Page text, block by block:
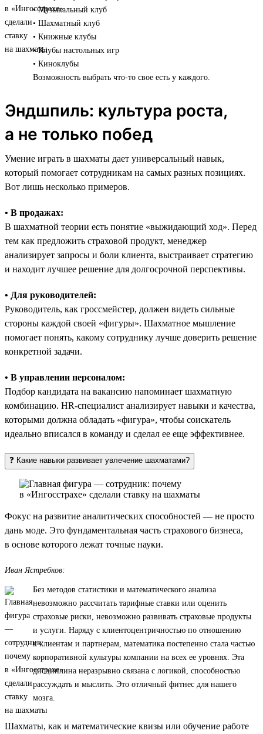
• Музыкальный клуб
• Шахматный клуб
• Книжные клубы
• Клубы настольных игр
• Киноклубы
Возможность выбрать что-то свое есть у каждого.
Эндшпиль: культура роста,
а не только побед
Умение играть в шахматы дает универсальный навык,
который помогает сотрудникам на самых разных позициях.
Вот лишь несколько примеров.
• В продажах:
В шахматной теории есть понятие «выжидающий ход». Перед
тем как предложить страховой продукт, менеджер
анализирует запросы и боли клиента, выстраивает стратегию
и находит лучшее решение для долгосрочной перспективы.
• Для руководителей:
Руководитель, как гроссмейстер, должен видеть сильные
стороны каждой своей «фигуры». Шахматное мышление
помогает понять, какому сотруднику лучше доверить решение
конкретной задачи.
• В управлении персоналом:
Подбор кандидата на вакансию напоминает шахматную
комбинацию. HR-специалист анализирует навыки и качества,
которыми должна обладать «фигура», чтобы соискатель
идеально вписался в команду и сделал ее еще эффективнее.
❓ Какие навыки развивает увлечение шахматами?
Фокус на развитие аналитических способностей — не просто
дань моде. Это фундаментальная часть страхового бизнеса,
в основе которого лежат точные науки.
Иван Ястребков:
Без методов статистики и математического анализа
невозможно рассчитать тарифные ставки или оценить
страховые риски, невозможно развивать страховые продукты
и услуги. Наряду с клиентоцентричностью по отношению
к клиентам и партнерам, математика постепенно стала частью
корпоративной культуры компании на всех ее уровнях. Эта
дисциплина неразрывно связана с логикой, способностью
рассуждать и мыслить. Это отличный фитнес для нашего
мозга.
Шахматы, как и математические квизы или обучение работе